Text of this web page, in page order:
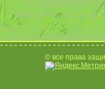
© все права